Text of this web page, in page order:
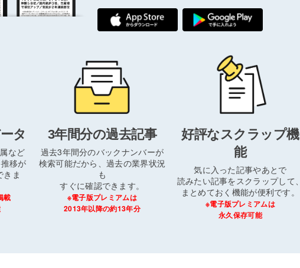
タ
など
移が
きま
載
3年間分の過去記事
過去3年間分のバックナンバーが
検索可能だから、過去の業界状況
も
すぐに確認できます。
※電子版プレミアムは
2013年以降の約13年分
好評なスクラップ機
能
気に入った記事やあとで
読みたい記事をスクラップして、
まとめておく機能が便利です。
※電子版プレミアムは
永久保存可能